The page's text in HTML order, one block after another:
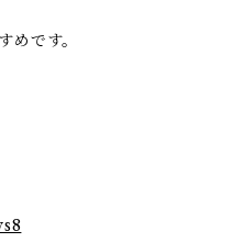
めです。